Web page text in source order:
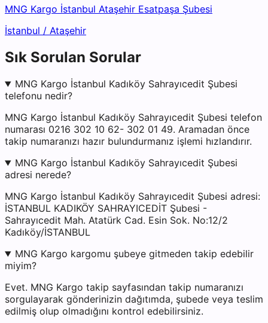
MNG Kargo İstanbul Ataşehir Esatpaşa Şubesi
İstanbul / Ataşehir
Sık Sorulan Sorular
MNG Kargo İstanbul Kadıköy Sahrayıcedit Şubesi
telefonu nedir?
MNG Kargo İstanbul Kadıköy Sahrayıcedit Şubesi telefon
numarası 0216 302 10 62- 302 01 49. Aramadan önce
takip numaranızı hazır bulundurmanız işlemi hızlandırır.
MNG Kargo İstanbul Kadıköy Sahrayıcedit Şubesi
adresi nerede?
MNG Kargo İstanbul Kadıköy Sahrayıcedit Şubesi adresi:
İSTANBUL KADIKÖY SAHRAYICEDİT Şubesi -
Sahrayıcedit Mah. Atatürk Cad. Esin Sok. No:12/2
Kadıköy/İSTANBUL
MNG Kargo kargomu şubeye gitmeden takip edebilir
miyim?
Evet. MNG Kargo takip sayfasından takip numaranızı
sorgulayarak gönderinizin dağıtımda, şubede veya teslim
edilmiş olup olmadığını kontrol edebilirsiniz.